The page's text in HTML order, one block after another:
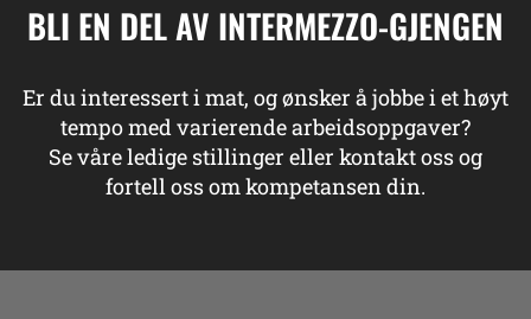
BLI EN DEL AV INTERMEZZO-GJENGEN
Er du interessert i mat, og ønsker å jobbe i et høyt
tempo med varierende arbeidsoppgaver?
Se våre ledige stillinger eller kontakt oss og
fortell oss om kompetansen din.